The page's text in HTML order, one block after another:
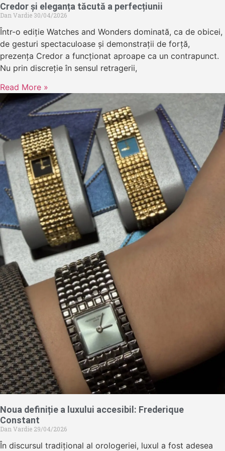
Credor și eleganța tăcută a perfecțiunii
Dan Vardie 30/04/2026
Într-o ediție Watches and Wonders dominată, ca de obicei,
de gesturi spectaculoase și demonstrații de forță,
prezența Credor a funcționat aproape ca un contrapunct.
Nu prin discreție în sensul retragerii,
Read More »
Noua definiție a luxului accesibil: Frederique
Constant
Dan Vardie 29/04/2026
În discursul tradițional al orologeriei, luxul a fost adesea